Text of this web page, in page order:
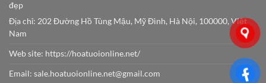
đẹp
Địa chỉ: 202 Đường Hồ Tùng Mậu, Mỹ Đình, Hà Nội, 100000, Việt
Nam
Web site: https://hoatuoionline.net/
Email: sale.hoatuoionline.net@gmail.com